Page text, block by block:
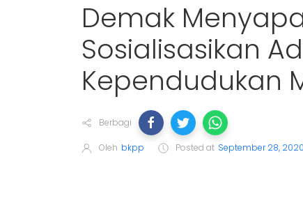
Demak
Sosialisasikan
Kependudukan
Berbagi
Oleh bkpp Posted at September 28, 2020